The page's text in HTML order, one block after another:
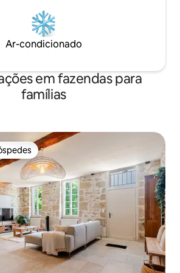
Ar-condicionado
em fazendas para
famílias
dos hóspedes